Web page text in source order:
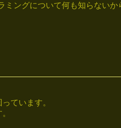
ングについて何も知らないか
ています。